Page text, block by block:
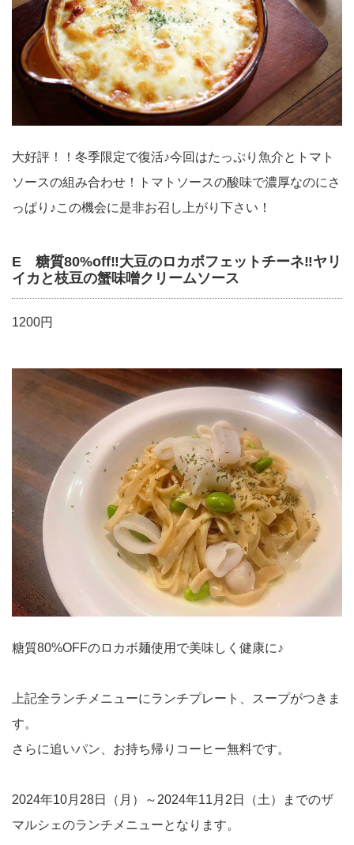
大好評！！冬季限定で復活♪今回はたっぷり魚介とトマト
ソースの組み合わせ！トマトソースの酸味で濃厚なのにさ
っぱり♪この機会に是非お召し上がり下さい！
E 糖質80%off‼︎大豆のロカボフェットチーネ‼︎ヤリ
イカと枝豆の蟹味噌クリームソース
1200円
糖質80%OFFのロカボ麺使用で美味しく健康に♪
上記全ランチメニューにランチプレート、スープがつきま
す。
さらに追いパン、お持ち帰りコーヒー無料です。
2024年10月28日（月）～2024年11月2日（土）までのザ
マルシェのランチメニューとなります。